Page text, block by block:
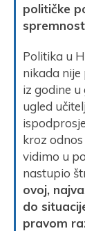
političke
Politika u
nikada
iz godine
ugled
kroz
vidimo u
nastupio
ovoj,
do
pravom